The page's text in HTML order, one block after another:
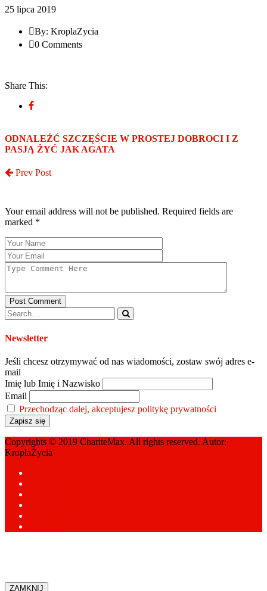
25 lipca 2019
By: KroplaZycia
0 Comments
Share This:
ODNALEŹĆ SZCZĘŚCIE W PROSTEJ DOBROCI I Z
PASJĄ ŻYĆ JAK AGATA
Prev Post
Your email address will not be published. Required fields are
marked *
Post Comment
Newsletter
Jeśli chcesz otrzymywać od nas wiadomości, zostaw swój adres e-
mail
Imię lub Imię i Nazwisko
Email
Przechodząc dalej, akceptujesz politykę prywatności
Copyrights © 2019 ChariteMax. All rights reserved. Autor:
KroplaŻycia
ZAMKNIJ